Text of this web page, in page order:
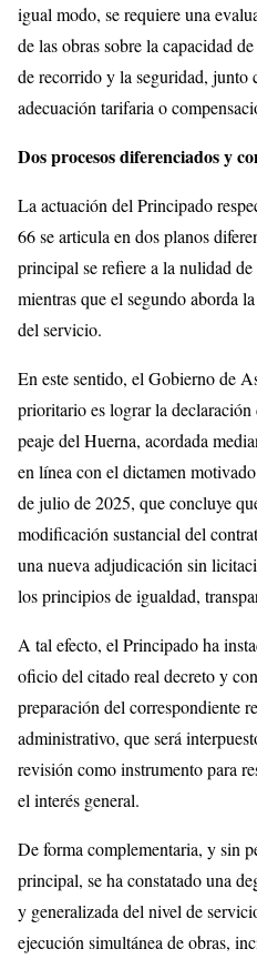
igual modo, se requiere una
de las obras sobre la capacidad
de recorrido y la seguridad, junto
adecuación tarifaria o
Dos procesos diferenciados y
La actuación del Principado
66 se articula en dos planos
principal se refiere a la nulidad
mientras que el segundo aborda
del servicio.
En este sentido, el Gobierno de
prioritario es lograr la
peaje del Huerna, acordada
en línea con el dictamen
de julio de 2025, que concluye
modificación sustancial del
una nueva adjudicación sin
los principios de igualdad,
A tal efecto, el Principado ha
oficio del citado real decreto y
preparación del correspondiente
administrativo, que será
revisión como instrumento para
el interés general.
De forma complementaria, y sin
principal, se ha constatado una
y generalizada del nivel de
ejecución simultánea de obras,